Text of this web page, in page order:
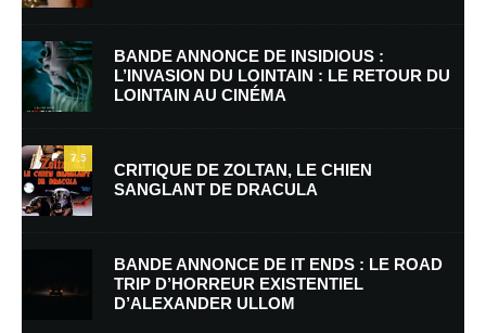
Nom*
E-mail* Site web
Enregistrer mon nom, mon e-mail et mon site dans le navigateur pour
mon prochain commentaire.
Prévenez-moi de tous les nouveaux commentaires par e-mail.
BANDE ANNONCE DE INSIDIOUS :
L’INVASION DU LOINTAIN : LE RETOUR DU
LOINTAIN AU CINÉMA
7.5
CRITIQUE DE ZOLTAN, LE CHIEN
SANGLANT DE DRACULA
BANDE ANNONCE DE IT ENDS : LE ROAD
TRIP D’HORREUR EXISTENTIEL
D’ALEXANDER ULLOM